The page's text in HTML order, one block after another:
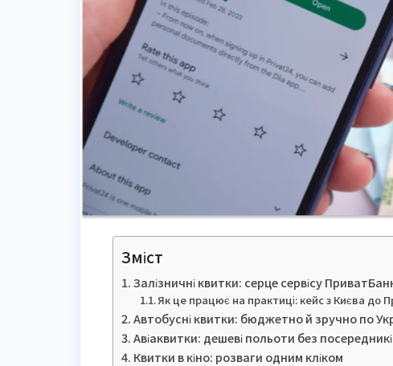
Зміст
Залізничні квитки: серце сервісу
Як це працює на практиці: кейс з Києва до
Автобусні квитки: бюджетно й зручно по
Авіаквитки: дешеві польоти без
Квитки в кіно: розваги одним кліком